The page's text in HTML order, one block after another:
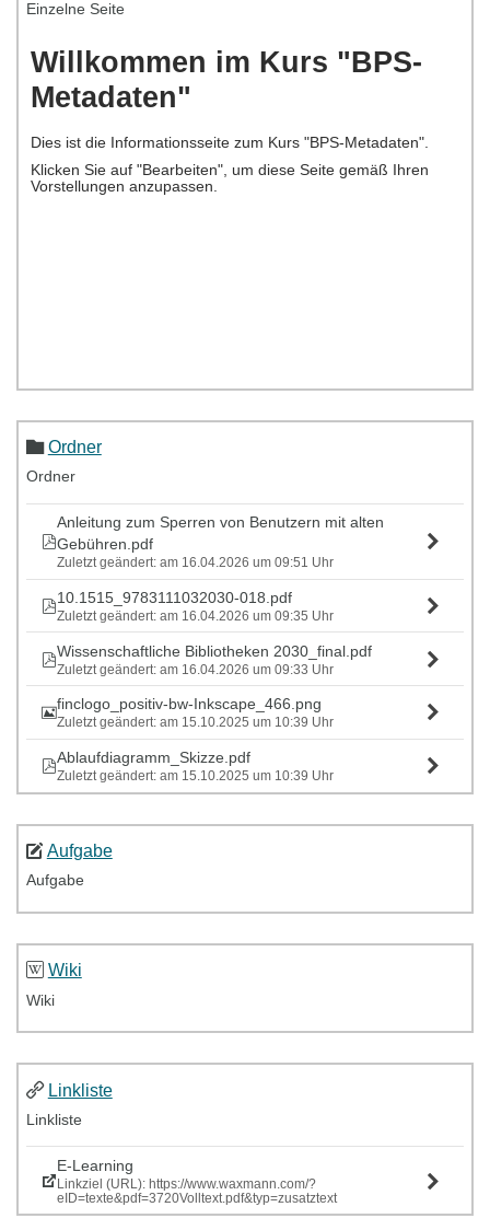
Einzelne Seite
Ordner
Ordner
Anleitung zum Sperren von Benutzern mit alten
Gebühren.pdf
Zuletzt geändert: am 16.04.2026 um 09:51 Uhr
10.1515_9783111032030-018.pdf
Zuletzt geändert: am 16.04.2026 um 09:35 Uhr
Wissenschaftliche Bibliotheken 2030_final.pdf
Zuletzt geändert: am 16.04.2026 um 09:33 Uhr
finclogo_positiv-bw-Inkscape_466.png
Zuletzt geändert: am 15.10.2025 um 10:39 Uhr
Ablaufdiagramm_Skizze.pdf
Zuletzt geändert: am 15.10.2025 um 10:39 Uhr
Aufgabe
Aufgabe
Wiki
Wiki
Linkliste
Linkliste
E-Learning
Linkziel (URL): https://www.waxmann.com/?
eID=texte&pdf=3720Volltext.pdf&typ=zusatztext